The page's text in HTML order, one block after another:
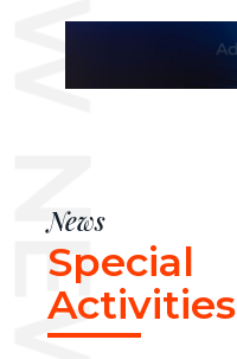
News
Special
Activities